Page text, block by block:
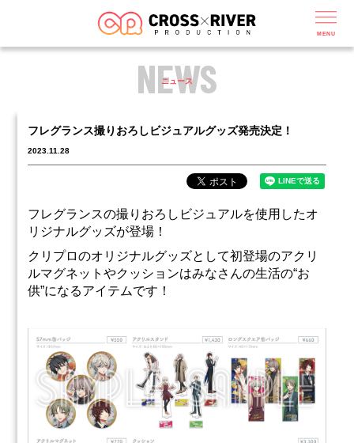
MENU
NEWS
ニュース
フレグランス撮りおろしビジュアルグッズ発売決定！
2023.11.28
フレグランスの撮りおろしビジュアルを使用したオ
リジナルグッズが登場！
クリプロのオリジナルグッズとして初登場のアクリ
ルマグネットやクッションはみなさんの生活の“お
供”になるアイテムです！